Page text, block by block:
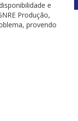
e
Produção,
provendo